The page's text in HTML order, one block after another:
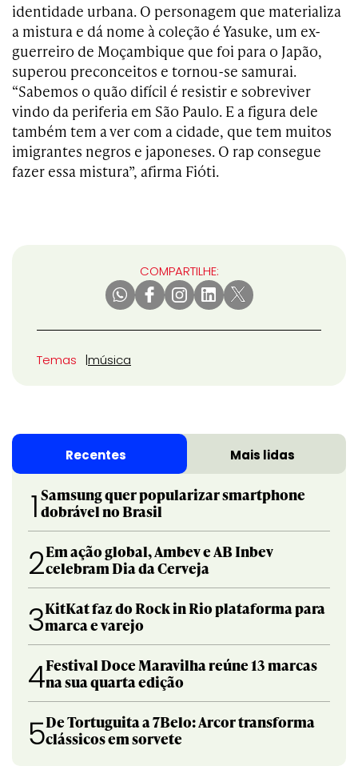
identidade urbana. O personagem que materializa
a mistura e dá nome à coleção é Yasuke, um ex-
guerreiro de Moçambique que foi para o Japão,
superou preconceitos e tornou-se samurai.
“Sabemos o quão difícil é resistir e sobreviver
vindo da periferia em São Paulo. E a figura dele
também tem a ver com a cidade, que tem muitos
imigrantes negros e japoneses. O rap consegue
fazer essa mistura”, afirma Fióti.
COMPARTILHE:
Temas música
Recentes Mais lidas
1 Samsung quer popularizar smartphone
dobrável no Brasil
2Em ação global, Ambev e AB Inbev
celebram Dia da Cerveja
3KitKat faz do Rock in Rio plataforma para
marca e varejo
4Festival Doce Maravilha reúne 13 marcas
na sua quarta edição
5De Tortuguita a 7Belo: Arcor transforma
clássicos em sorvete